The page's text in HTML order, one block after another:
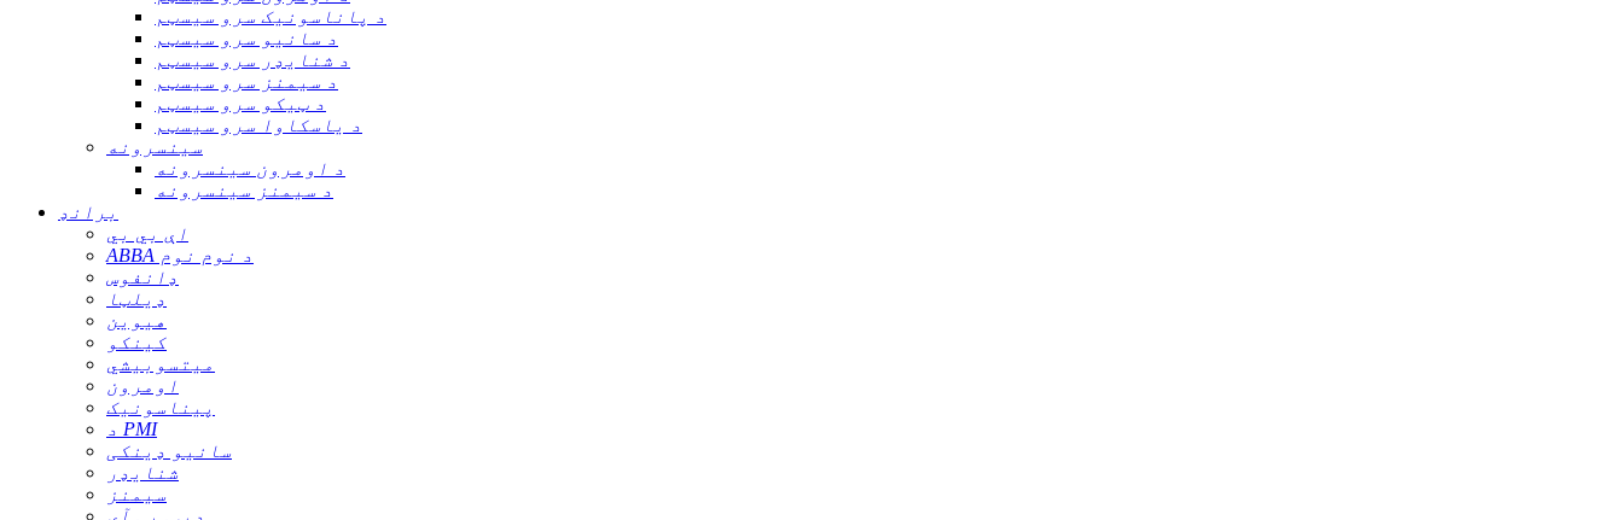
د پاناسونیک سرو سیسټم
د سانیو سرو سیسټم
د شنایډر سرو سیسټم
د سیمنز سرو سیسټم
د ټیکو سرو سیسټم
د یاسکاوا سرو سیسټم
سینسرونه
د اومرون سینسرونه
د سیمنز سینسرونه
برانډ
اې بي بي
ABBA د نوم نوم
ډانفوس
ډیلټا
هیوین
کینکو
میتسوبیشي
اومرون
پیناسونیک
د PMI
سانیو ډینکی
شنایډر
سیمنز
د ټی بی آی